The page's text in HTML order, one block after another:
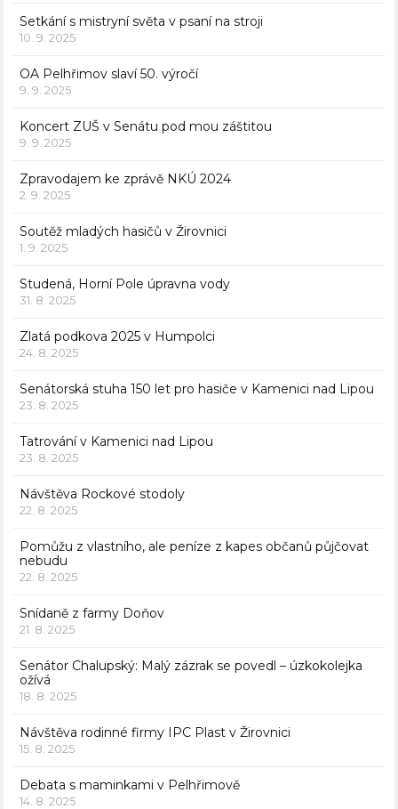
Setkání s mistryní světa v psaní na stroji
10. 9. 2025
OA Pelhřimov slaví 50. výročí
9. 9. 2025
Koncert ZUŠ v Senátu pod mou záštitou
9. 9. 2025
Zpravodajem ke zprávě NKÚ 2024
2. 9. 2025
Soutěž mladých hasičů v Žirovnici
1. 9. 2025
Studená, Horní Pole úpravna vody
31. 8. 2025
Zlatá podkova 2025 v Humpolci
24. 8. 2025
Senátorská stuha 150 let pro hasiče v Kamenici nad Lipou
23. 8. 2025
Tatrování v Kamenici nad Lipou
23. 8. 2025
Návštěva Rockové stodoly
22. 8. 2025
Pomůžu z vlastního, ale peníze z kapes občanů půjčovat
nebudu
22. 8. 2025
Snídaně z farmy Doňov
21. 8. 2025
Senátor Chalupský: Malý zázrak se povedl – úzkokolejka
ožívá
18. 8. 2025
Návštěva rodinné firmy IPC Plast v Žirovnici
15. 8. 2025
Debata s maminkami v Pelhřimově
14. 8. 2025